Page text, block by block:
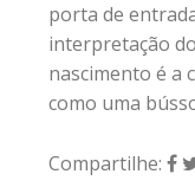
porta de
interpretação
nascimento é a
como uma
Compartilhe: